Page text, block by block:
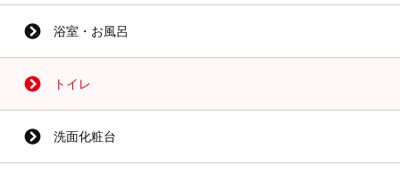
浴室・お風呂
トイレ
洗面化粧台